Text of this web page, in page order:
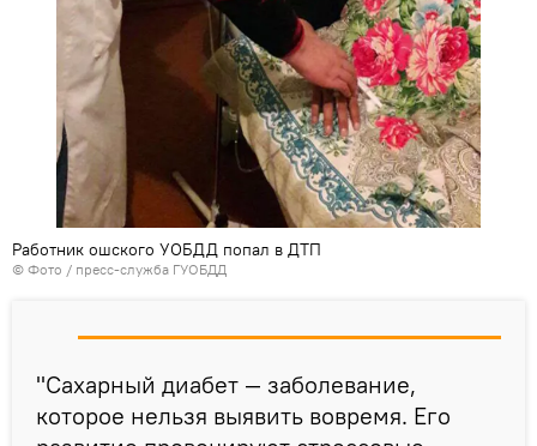
Работник ошского УОБДД попал в ДТП
© Фото / пресс-служба ГУОБДД
"Сахарный диабет — заболевание,
которое нельзя выявить вовремя. Его